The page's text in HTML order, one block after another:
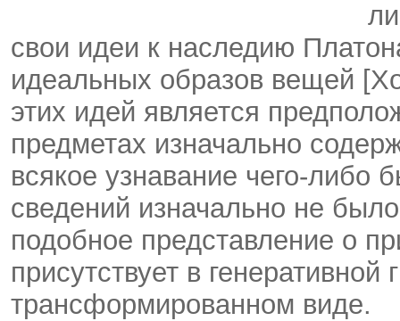
свои идеи к наследию
идеальных образов вещей
этих идей является
предметах изначально
всякое узнавание чего-
сведений изначально не
подобное представление о
присутствует в
трансформированном виде.